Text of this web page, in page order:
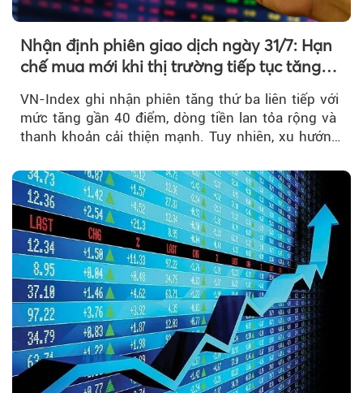
Nhận định phiên giao dịch ngày 31/7: Hạn
chế mua mới khi thị trường tiếp tục tăng
VN-Index ghi nhận phiên tăng thứ ba liên tiếp với
mức tăng gần 40 điểm, dòng tiền lan tỏa rộng và
thanh khoản cải thiện mạnh. Tuy nhiên, xu hướng